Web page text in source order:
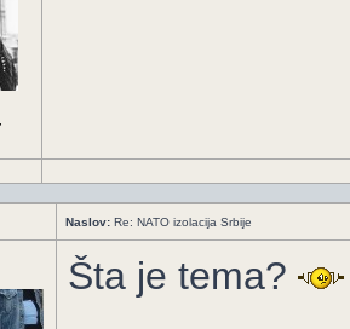
Naslov: Re: NATO izolacija Srbije
Šta je tema?